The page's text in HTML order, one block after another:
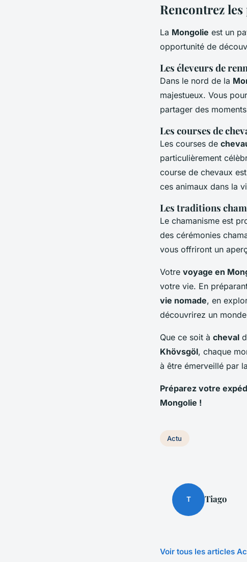
Rencontrez
La Mongolie est un
opportunité de
Les éleveurs de
Dans le nord de la
majestueux. Vous
partager des
Les courses de
Les courses de
particulièrement
course de chevaux
ces animaux dans la
Les traditions
Le chamanisme est
des cérémonies
vous offriront un
Votre voyage en
votre vie. En
vie nomade, en
découvrirez un
Que ce soit à cheval
Khövsgöl, chaque
à être émerveillé par
Préparez votre
Mongolie !
Actu
T Tiago
Voir tous les articles